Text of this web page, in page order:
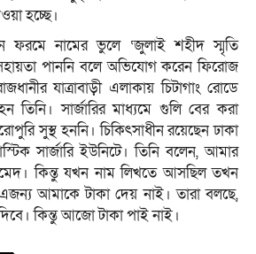
হচ্ছে।
ফরমে নামের ভুলে ‘জুলাই শহীদ স্মৃতি
পাননি বলে অভিযোগ করেন ফিরোজ
যাত্রাবাড়ী এলাকায় চিটাগাং রোডে
তিনি। সার্জারির মাধ্যমে গুলি বের করা
সুস্থ হননি। চিকিৎসাধীন রয়েছেন ঢাকা
সার্জারি ইউনিটে। তিনি বলেন, আমার
কিন্তু যখন নাম লিখতে আসছিল তখন
আমাকে টাকা দেয় নাই। তারা বলছে,
কিন্তু আজো টাকা পাই নাই।